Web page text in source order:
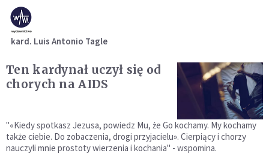
kard. Luis Antonio Tagle
Ten kardynał uczył się od
chorych na AIDS
"«Kiedy spotkasz Jezusa, powiedz Mu, że Go kochamy. My kochamy
także ciebie. Do zobaczenia, drogi przyjacielu». Cierpiący i chorzy
nauczyli mnie prostoty wierzenia i kochania" - wspomina.